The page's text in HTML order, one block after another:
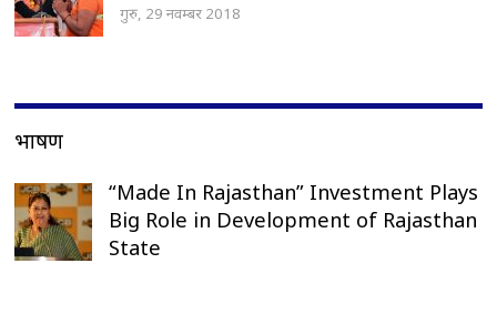
गुरु, 29 नवम्बर 2018
भाषण
“Made In Rajasthan” Investment Plays
Big Role in Development of Rajasthan
State